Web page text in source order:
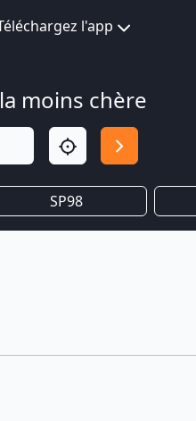
l'app
moins chère
SP98